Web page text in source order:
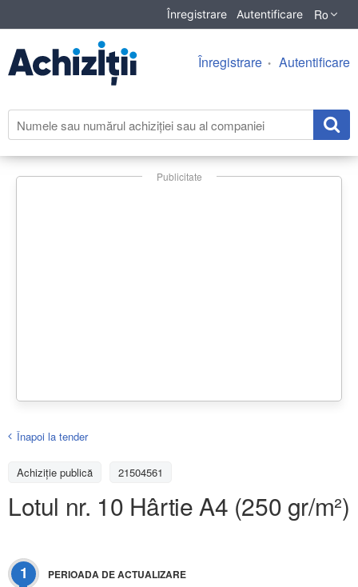
Înregistrare Autentificare Ro
Înregistrare Autentificare
Publicitate
Înapoi la tender
Achiziţie publică 21504561
Lotul nr. 10 Hârtie A4 (250 gr/m²)
1 PERIOADA DE ACTUALIZARE